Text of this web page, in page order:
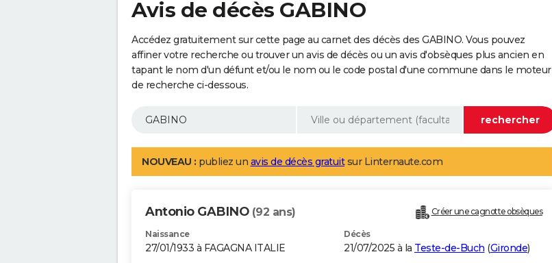
Avis de décès GABINO
Accédez gratuitement sur cette page au carnet des décès des GABINO. Vous pouvez
affiner votre recherche ou trouver un avis de décès ou un avis d'obsèques plus ancien en
tapant le nom d'un défunt et/ou le nom ou le code postal d'une commune dans le moteur
de recherche ci-dessous.
NOUVEAU : publiez un avis de décès gratuitsur Linternaute.com
Antonio GABINO (92 ans) Créer une cagnotte obsèques
Naissance
27/01/1933 à FAGAGNA ITALIE
Décès
21/07/2025 à la Teste-de-Buch (Gironde)